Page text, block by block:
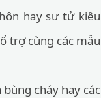
hay sư tử kiêu
trợ cùng các mẫu
cháy hay các